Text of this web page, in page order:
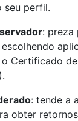
seu perfil.
: preza
o Certificado
: tende a
obter